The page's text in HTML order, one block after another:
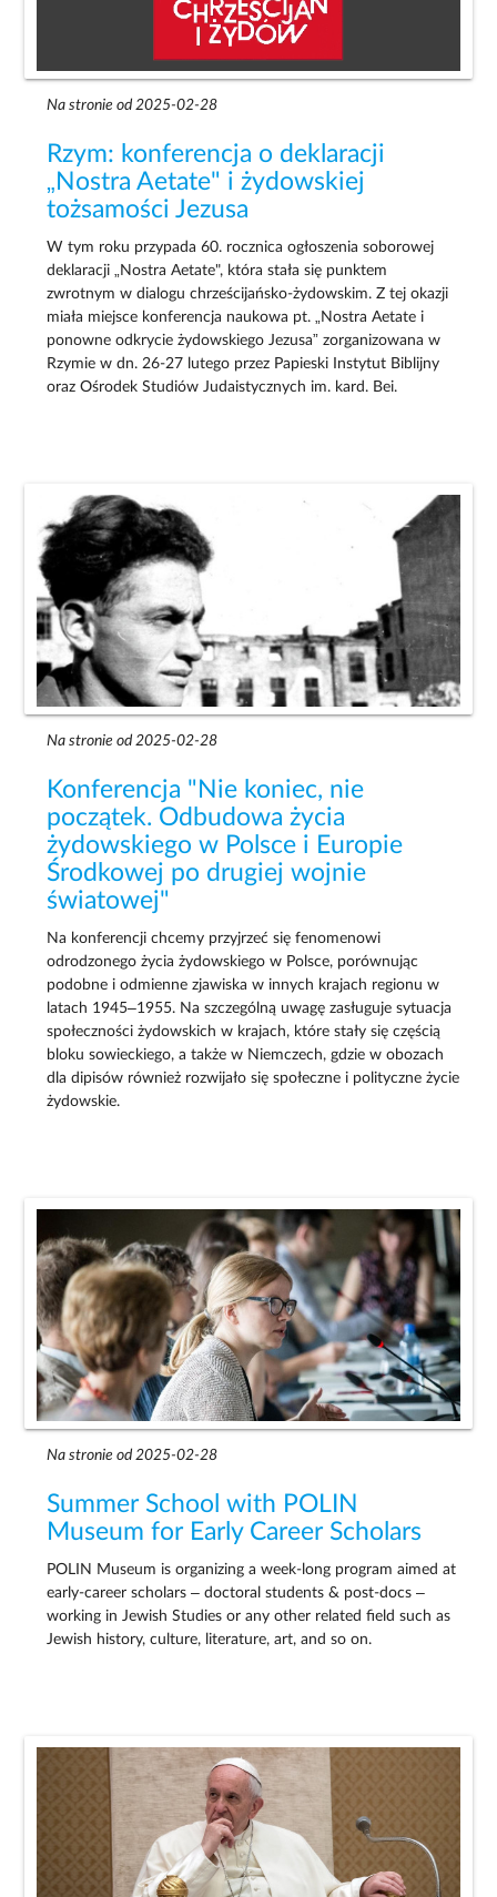
Na stronie od 2025-02-28
Rzym: konferencja o deklaracji
„Nostra Aetate" i żydowskiej
tożsamości Jezusa
W tym roku przypada 60. rocznica ogłoszenia soborowej
deklaracji „Nostra Aetate", która stała się punktem
zwrotnym w dialogu chrześcijańsko-żydowskim. Z tej okazji
miała miejsce konferencja naukowa pt. „Nostra Aetate i
ponowne odkrycie żydowskiego Jezusa” zorganizowana w
Rzymie w dn. 26-27 lutego przez Papieski Instytut Biblijny
oraz Ośrodek Studiów Judaistycznych im. kard. Bei.
Na stronie od 2025-02-28
Konferencja "Nie koniec, nie
początek. Odbudowa życia
żydowskiego w Polsce i Europie
Środkowej po drugiej wojnie
światowej"
Na konferencji chcemy przyjrzeć się fenomenowi
odrodzonego życia żydowskiego w Polsce, porównując
podobne i odmienne zjawiska w innych krajach regionu w
latach 1945–1955. Na szczególną uwagę zasługuje sytuacja
społeczności żydowskich w krajach, które stały się częścią
bloku sowieckiego, a także w Niemczech, gdzie w obozach
dla dipisów również rozwijało się społeczne i polityczne życie
żydowskie.
Na stronie od 2025-02-28
Summer School with POLIN
Museum for Early Career Scholars
POLIN Museum is organizing a week-long program aimed at
early-career scholars – doctoral students & post-docs –
working in Jewish Studies or any other related field such as
Jewish history, culture, literature, art, and so on.